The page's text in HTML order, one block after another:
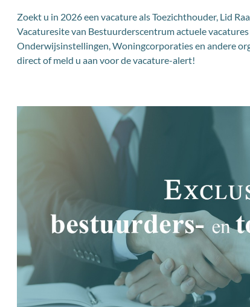
Zoekt u in 2026 een vacature als Toezichthouder, Lid
Vacaturesite van Bestuurderscentrum actuele
Onderwijsinstellingen, Woningcorporaties en andere
direct of meld u aan voor de vacature-alert!